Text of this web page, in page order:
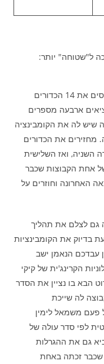
ל"שטוחה" יותר:
קצת על איך מתנהלת ההגרלה בפועל. מכניסים את 14 הכדורים
ארבעה מספרים
שיש לה את הקומבינציה
מחזירים את הכדורים
השניה, ואז השלישית
אחת הקבוצות שכבר
האחרונה וחוזרים על
גם לצלם את תהליך
לנו לדעת בדיוק את הקומבינציות
עבדכם הנאמן ישב
הקרינג'ית של קיקי
הבא בו נציין את הסדר
לה שייכת
פעם משמאל לימין
לפי סדר עולה של
גם את ההגרלות
שכבר זכתה באחת